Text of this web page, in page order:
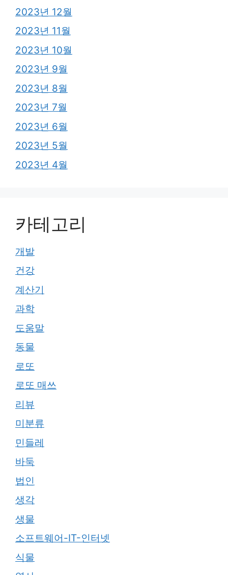
2023년 12월
2023년 11월
2023년 10월
2023년 9월
2023년 8월
2023년 7월
2023년 6월
2023년 5월
2023년 4월
카테고리
개발
건강
계산기
과학
도움말
동물
로또
로또 매쓰
리뷰
미분류
민들레
바둑
법인
생각
생물
소프트웨어-IT-인터넷
식물